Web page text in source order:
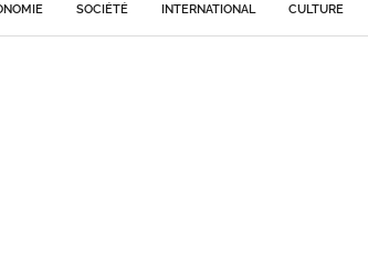
SOCIÉTÉ INTERNATIONAL CULTURE